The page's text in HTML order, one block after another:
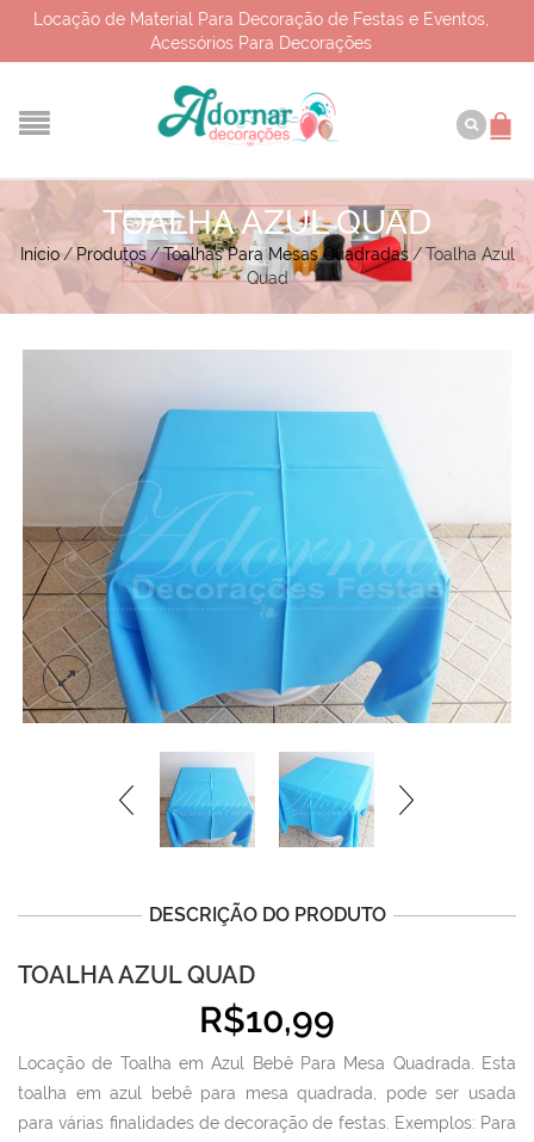
Locação de Material Para Decoração de Festas e Eventos,
Acessórios Para Decorações
TOALHA AZUL QUAD
Início/ Produtos/Toalhas Para Mesas Quadradas / Toalha Azul
Quad
DESCRIÇÃO DO PRODUTO
TOALHA AZUL QUAD
R$10,99
Locação de Toalha em Azul Bebê Para Mesa Quadrada. Esta
toalha em azul bebê para mesa quadrada, pode ser usada
para várias finalidades de decoração de festas. Exemplos: Para